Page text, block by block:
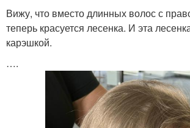
Вижу, что вместо длинных волос с
теперь красуется лесенка. И эта
карэшкой.
….